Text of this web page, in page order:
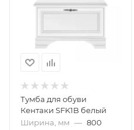
Тумба для обуви
Кентаки SFK1B белый
Ширина, мм — 800